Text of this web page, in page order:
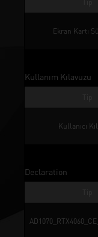
Ekran Kartı
Kullanım Kılavuzu
Kullanıcı
Declaration